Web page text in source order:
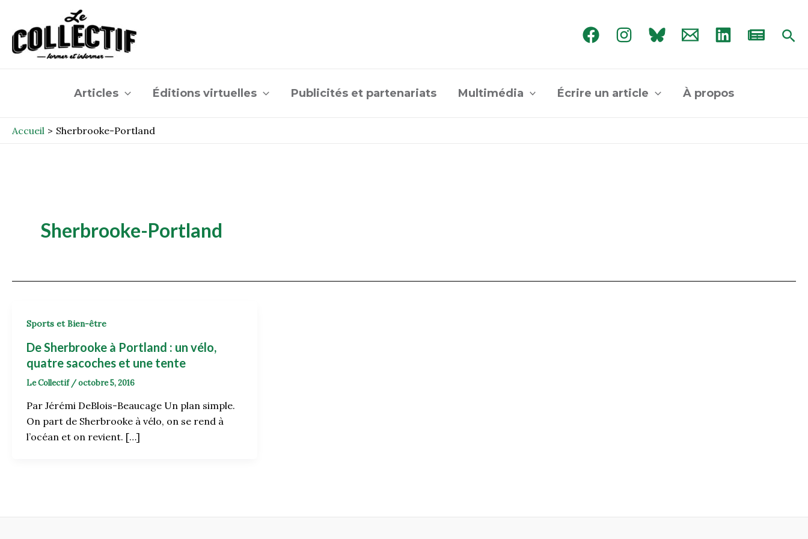
contenu
Articles Éditions virtuelles Publicités et partenariats Multimédia Écrire un article À propos
Accueil Sherbrooke-Portland
Sherbrooke-Portland
Sports et Bien-être
De Sherbrooke à Portland : un vélo,
quatre sacoches et une tente
Le Collectif /octobre 5, 2016
Par Jérémi DeBlois-Beaucage Un plan simple.
On part de Sherbrooke à vélo, on se rend à
l’océan et on revient. […]